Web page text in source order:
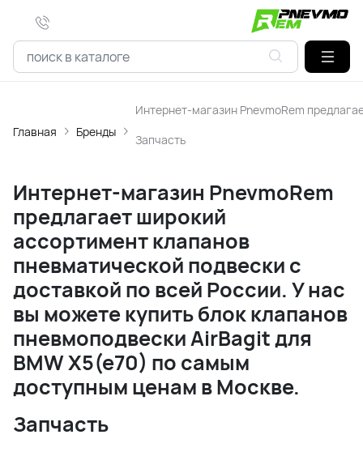
Главная Бренды
Интернет-магазин PnevmoRem
Запчасть
Интернет-магазин PnevmoRem
предлагает широкий
ассортимент клапанов
пневматической подвески с
доставкой по всей России. У нас
вы можете купить блок клапанов
пневмоподвески AirBagit для
BMW X5(e70) по самым
доступным ценам в Москве.
Запчасть